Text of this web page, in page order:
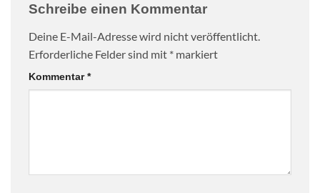
Schreibe einen Kommentar
Deine E-Mail-Adresse wird nicht veröffentlicht.
Erforderliche Felder sind mit * markiert
Kommentar*